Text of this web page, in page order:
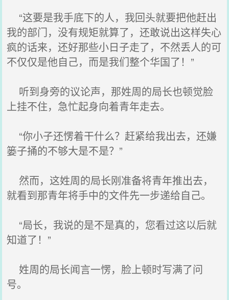
“这要是我手底下的人，我回头就要把他赶出
我的部门，没有规矩就算了，还敢说出这样失心
疯的话来，还好那些小日子走了，不然丢人的可
不仅仅是他自己，而是我们整个华国了！”
听到身旁的议论声，那姓周的局长也顿觉脸
上挂不住，急忙起身向着青年走去。
“你小子还愣着干什么？赶紧给我出去，还嫌
篓子捅的不够大是不是？”
然而，这姓周的局长刚准备将青年推出去，
就看到那青年将手中的文件先一步递给自己。
“局长，我说的是不是真的，您看过这以后就
知道了！”
姓周的局长闻言一愣，脸上顿时写满了问
号。